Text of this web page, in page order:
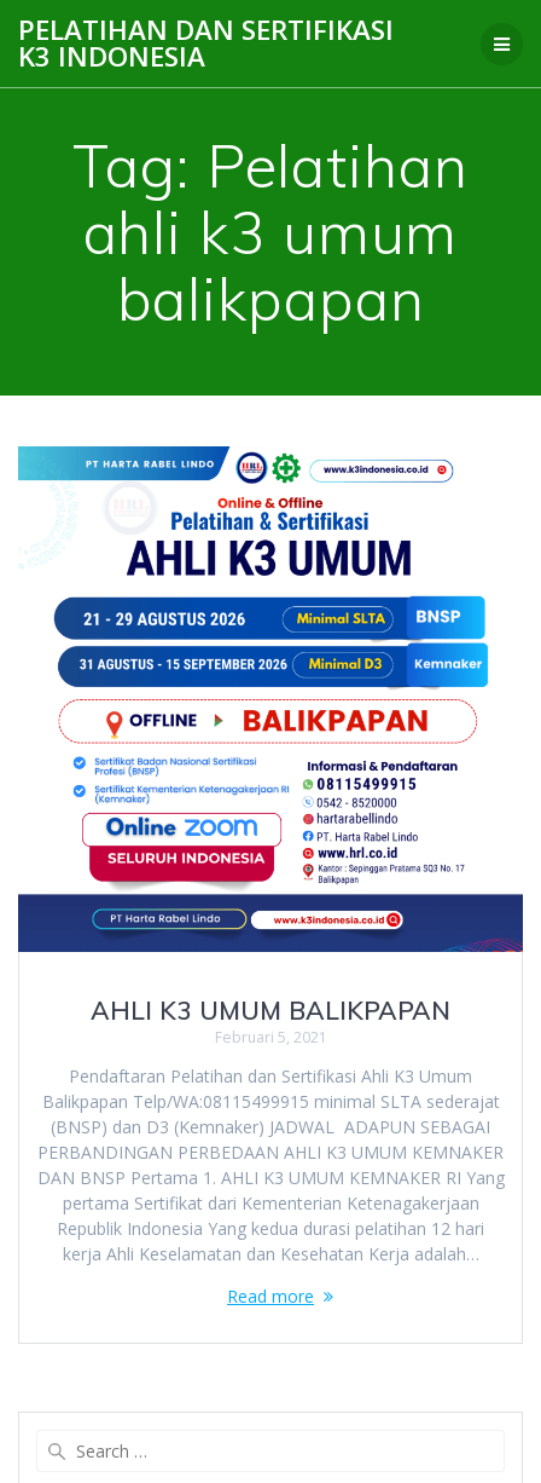
to
PELATIHAN DAN SERTIFIKASI
K3 INDONESIA
Tag: Pelatihan
ahli k3 umum
balikpapan
AHLI K3 UMUM BALIKPAPAN
Februari 5, 2021
Pendaftaran Pelatihan dan Sertifikasi Ahli K3 Umum
Balikpapan Telp/WA:08115499915 minimal SLTA sederajat
(BNSP) dan D3 (Kemnaker) JADWAL ADAPUN SEBAGAI
PERBANDINGAN PERBEDAAN AHLI K3 UMUM KEMNAKER
DAN BNSP Pertama 1. AHLI K3 UMUM KEMNAKER RI Yang
pertama Sertifikat dari Kementerian Ketenagakerjaan
Republik Indonesia Yang kedua durasi pelatihan 12 hari
kerja Ahli Keselamatan dan Kesehatan Kerja adalah…
Read more